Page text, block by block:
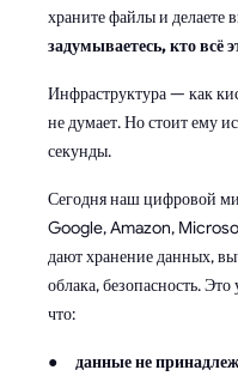
храните файлы и делаете
задумываетесь, кто всё
Инфраструктура — как
не думает. Но стоит ему
секунды.
Сегодня наш цифровой
Google, Amazon,
дают хранение данных,
облака, безопасность.
что:
● данные не